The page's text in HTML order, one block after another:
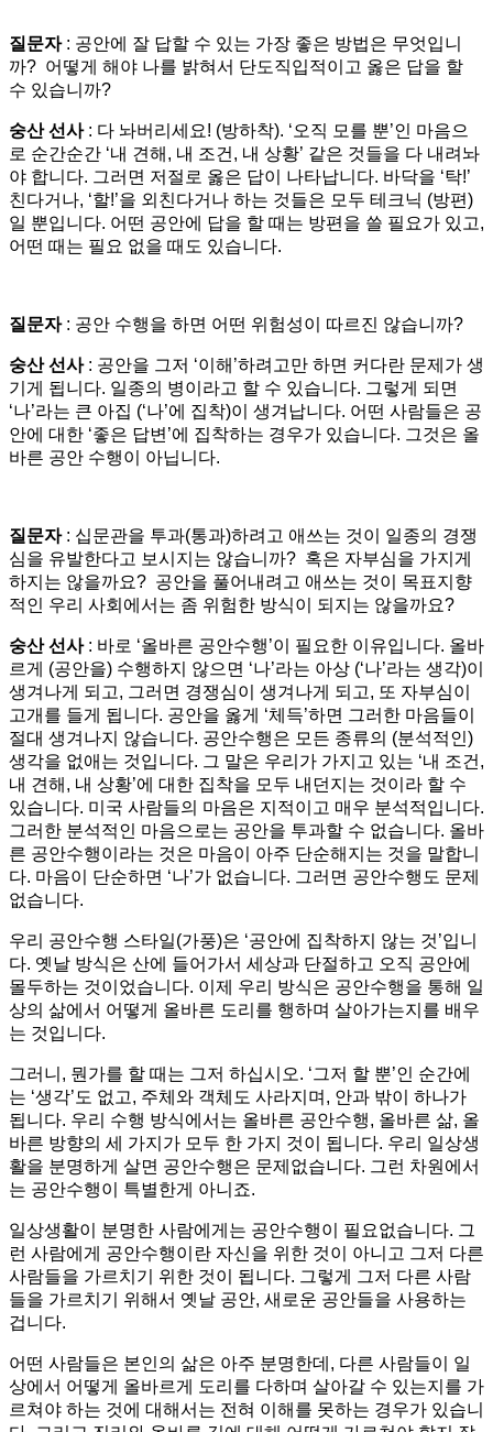
질문자: 공안에 잘 답할 수 있는 가장 좋은 방법은 무엇입니
까? 어떻게 해야 나를 밝혀서 단도직입적이고 옳은 답을 할
수 있습니까?
숭산 선사: 다 놔버리세요! (방하착). ‘오직 모를 뿐’인 마음으
로 순간순간 ‘내 견해, 내 조건, 내 상황’ 같은 것들을 다 내려놔
야 합니다. 그러면 저절로 옳은 답이 나타납니다. 바닥을 ‘탁!’
친다거나, ‘할!’을 외친다거나 하는 것들은 모두 테크닉 (방편)
일 뿐입니다. 어떤 공안에 답을 할 때는 방편을 쓸 필요가 있고,
어떤 때는 필요 없을 때도 있습니다.
질문자: 공안 수행을 하면 어떤 위험성이 따르진 않습니까?
숭산 선사: 공안을 그저 ‘이해’하려고만 하면 커다란 문제가 생
기게 됩니다. 일종의 병이라고 할 수 있습니다. 그렇게 되면
‘나’라는 큰 아집 (‘나’에 집착)이 생겨납니다. 어떤 사람들은 공
안에 대한 ‘좋은 답변’에 집착하는 경우가 있습니다. 그것은 올
바른 공안 수행이 아닙니다.
질문자: 십문관을 투과(통과)하려고 애쓰는 것이 일종의 경쟁
심을 유발한다고 보시지는 않습니까? 혹은 자부심을 가지게
하지는 않을까요? 공안을 풀어내려고 애쓰는 것이 목표지향
적인 우리 사회에서는 좀 위험한 방식이 되지는 않을까요?
숭산 선사: 바로 ‘올바른 공안수행’이 필요한 이유입니다. 올바
르게 (공안을) 수행하지 않으면 ‘나’라는 아상 (‘나’라는 생각)이
생겨나게 되고, 그러면 경쟁심이 생겨나게 되고, 또 자부심이
고개를 들게 됩니다. 공안을 옳게 ‘체득’하면 그러한 마음들이
절대 생겨나지 않습니다. 공안수행은 모든 종류의 (분석적인)
생각을 없애는 것입니다. 그 말은 우리가 가지고 있는 ‘내 조건,
내 견해, 내 상황’에 대한 집착을 모두 내던지는 것이라 할 수
있습니다. 미국 사람들의 마음은 지적이고 매우 분석적입니다.
그러한 분석적인 마음으로는 공안을 투과할 수 없습니다. 올바
른 공안수행이라는 것은 마음이 아주 단순해지는 것을 말합니
다. 마음이 단순하면 ‘나’가 없습니다. 그러면 공안수행도 문제
없습니다.
우리 공안수행 스타일(가풍)은 ‘공안에 집착하지 않는 것’입니
다. 옛날 방식은 산에 들어가서 세상과 단절하고 오직 공안에
몰두하는 것이었습니다. 이제 우리 방식은 공안수행을 통해 일
상의 삶에서 어떻게 올바른 도리를 행하며 살아가는지를 배우
는 것입니다.
그러니, 뭔가를 할 때는 그저 하십시오. ‘그저 할 뿐’인 순간에
는 ‘생각’도 없고, 주체와 객체도 사라지며, 안과 밖이 하나가
됩니다. 우리 수행 방식에서는 올바른 공안수행, 올바른 삶, 올
바른 방향의 세 가지가 모두 한 가지 것이 됩니다. 우리 일상생
활을 분명하게 살면 공안수행은 문제없습니다. 그런 차원에서
는 공안수행이 특별한게 아니죠.
일상생활이 분명한 사람에게는 공안수행이 필요없습니다. 그
런 사람에게 공안수행이란 자신을 위한 것이 아니고 그저 다른
사람들을 가르치기 위한 것이 됩니다. 그렇게 그저 다른 사람
들을 가르치기 위해서 옛날 공안, 새로운 공안들을 사용하는
겁니다.
어떤 사람들은 본인의 삶은 아주 분명한데, 다른 사람들이 일
상에서 어떻게 올바르게 도리를 다하며 살아갈 수 있는지를 가
르쳐야 하는 것에 대해서는 전혀 이해를 못하는 경우가 있습니